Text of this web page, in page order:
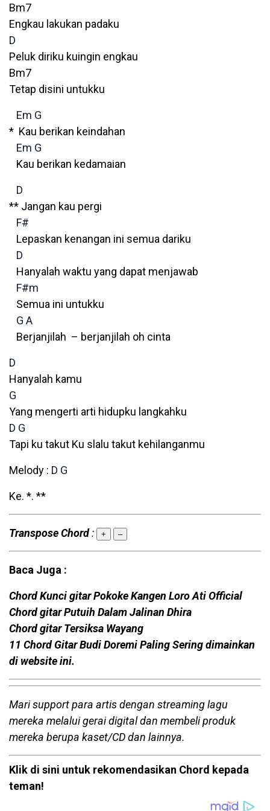
Bm7
Engkau lakukan padaku
D
Peluk diriku kuingin engkau
Bm7
Tetap disini untukku
Em G
* Kau berikan keindahan
Em G
Kau berikan kedamaian
D
** Jangan kau pergi
F#
Lepaskan kenangan ini semua dariku
D
Hanyalah waktu yang dapat menjawab
F#m
Semua ini untukku
G A
Berjanjilah – berjanjilah oh cinta
D
Hanyalah kamu
G
Yang mengerti arti hidupku langkahku
D G
Tapi ku takut Ku slalu takut kehilanganmu
Melody : D G
Ke. *. **
Transpose Chord: + –
Baca Juga :
Chord Kunci gitar Pokoke Kangen Loro Ati Official
Chord gitar Putuih Dalam Jalinan Dhira
Chord gitar Tersiksa Wayang
11 Chord Gitar Budi Doremi Paling Sering dimainkan
di website ini.
Mari support para artis dengan streaming lagu
mereka melalui gerai digital dan membeli produk
mereka berupa kaset/CD dan lainnya.
Klik di sini untuk rekomendasikan Chord kepada
teman!